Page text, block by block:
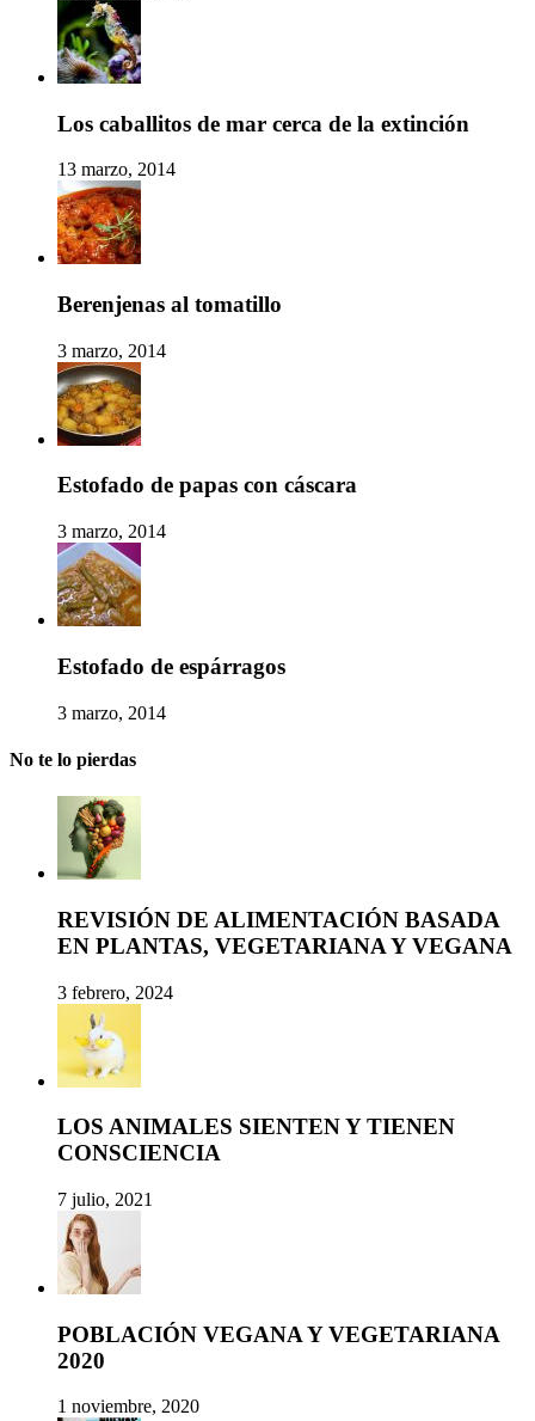
Los caballitos de mar cerca de la extinción
13 marzo, 2014
Berenjenas al tomatillo
3 marzo, 2014
Estofado de papas con cáscara
3 marzo, 2014
Estofado de espárragos
3 marzo, 2014
No te lo pierdas
REVISIÓN DE ALIMENTACIÓN BASADA
EN PLANTAS, VEGETARIANA Y VEGANA
3 febrero, 2024
LOS ANIMALES SIENTEN Y TIENEN
CONSCIENCIA
7 julio, 2021
POBLACIÓN VEGANA Y VEGETARIANA
2020
1 noviembre, 2020